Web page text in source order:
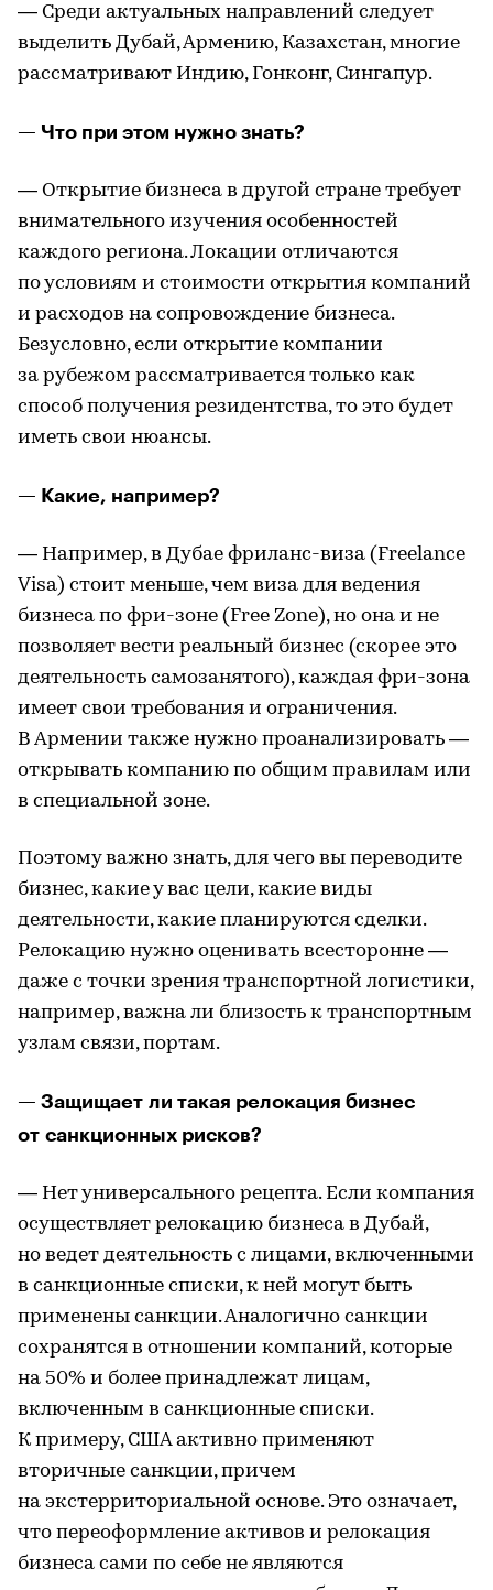
— Среди актуальных направлений следует
выделить Дубай, Армению, Казахстан, многие
рассматривают Индию, Гонконг, Сингапур.
— Что при этом нужно знать?
— Открытие бизнеса в другой стране требует
внимательного изучения особенностей
каждого региона. Локации отличаются
по условиям и стоимости открытия компаний
и расходов на сопровождение бизнеса.
Безусловно, если открытие компании
за рубежом рассматривается только как
способ получения резидентства, то это будет
иметь свои нюансы.
— Какие, например?
— Например, в Дубае фриланс-виза (Freelance
Visa) стоит меньше, чем виза для ведения
бизнеса по фри-зоне (Free Zone), но она и не
позволяет вести реальный бизнес (скорее это
деятельность самозанятого), каждая фри-зона
имеет свои требования и ограничения.
В Армении также нужно проанализировать —
открывать компанию по общим правилам или
в специальной зоне.
Поэтому важно знать, для чего вы переводите
бизнес, какие у вас цели, какие виды
деятельности, какие планируются сделки.
Релокацию нужно оценивать всесторонне —
даже с точки зрения транспортной логистики,
например, важна ли близость к транспортным
узлам связи, портам.
— Защищает ли такая релокация бизнес
от санкционных рисков?
— Нет универсального рецепта. Если компания
осуществляет релокацию бизнеса в Дубай,
но ведет деятельность с лицами, включенными
в санкционные списки, к ней могут быть
применены санкции. Аналогично санкции
сохранятся в отношении компаний, которые
на 50% и более принадлежат лицам,
включенным в санкционные списки.
К примеру, США активно применяют
вторичные санкции, причем
на экстерриториальной основе. Это означает,
что переоформление активов и релокация
бизнеса сами по себе не являются